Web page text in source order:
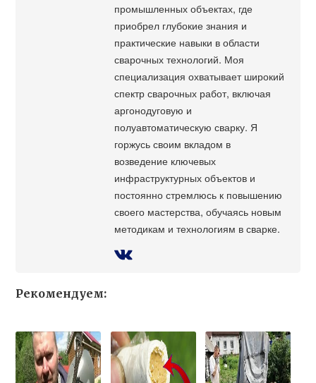
промышленных объектах, где
приобрел глубокие знания и
практические навыки в области
сварочных технологий. Моя
специализация охватывает широкий
спектр сварочных работ, включая
аргонодуговую и
полуавтоматическую сварку. Я
горжусь своим вкладом в
возведение ключевых
инфраструктурных объектов и
постоянно стремлюсь к повышению
своего мастерства, обучаясь новым
методикам и технологиям в сварке.
Рекомендуем: